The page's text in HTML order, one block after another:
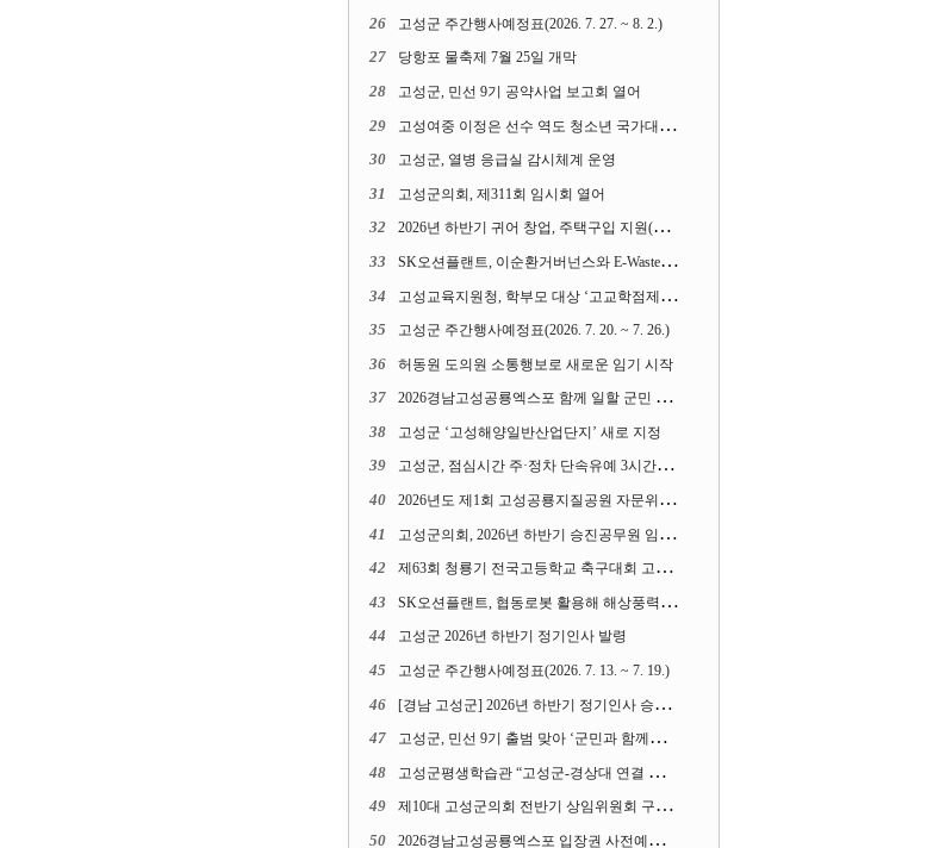
26 고성군 주간행사예정표(2026. 7. 27. ~ 8. 2.)
27 당항포 물축제 7월 25일 개막
28 고성군, 민선 9기 공약사업 보고회 열어
29 고성여중 이정은 선수 역도 청소년 국가대표에 뽑혀
30 고성군, 열병 응급실 감시체계 운영
31 고성군의회, 제311회 임시회 열어
32 2026년 하반기 귀어 창업, 주택구입 지원(융자) 사업대상자 모집
33 SK오션플랜트, 이순환거버넌스와 E-Waste Zero 업무협약
34 고성교육지원청, 학부모 대상 ‘고교학점제와 대입제도 설명회’ 열어
35 고성군 주간행사예정표(2026. 7. 20. ~ 7. 26.)
36 허동원 도의원 소통행보로 새로운 임기 시작
37 2026경남고성공룡엑스포 함께 일할 군민 모집
38 고성군 ‘고성해양일반산업단지’ 새로 지정
39 고성군, 점심시간 주·정차 단속유예 3시간으로 확대
40 2026년도 제1회 고성공룡지질공원 자문위원회 열어
41 고성군의회, 2026년 하반기 승진공무원 임용장 수여
42 제63회 청룡기 전국고등학교 축구대회 고성서 열린다
43 SK오션플랜트, 협동로봇 활용해 해상풍력 생산 혁신 속도 낸다
44 고성군 2026년 하반기 정기인사 발령
45 고성군 주간행사예정표(2026. 7. 13. ~ 7. 19.)
46 [경남 고성군] 2026년 하반기 정기인사 승진심사 결과
47 고성군, 민선 9기 출범 맞아 ‘군민과 함께하는 대전환 소통간담회’ 열어
48 고성군평생학습관 “고성군-경상대 연결 평생교육” 운영
49 제10대 고성군의회 전반기 상임위원회 구성 완료
50 2026경남고성공룡엑스포 입장권 사전예매 시작